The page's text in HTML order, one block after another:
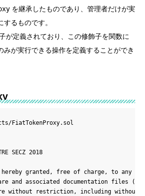
を継承したものであり、管理者だけが実
るものです。
が定義されており、この修飾子を関数に
みが実行できる操作を定義することができ
FiatTokenProxy.sol
SECZ 2018
granted, free of charge, to any
and associated documentation files
without restriction, including